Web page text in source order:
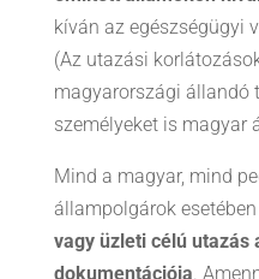
kíván az egészségügyi
(Az utazási
magyarországi állandó
személyeket is magyar
Mind a magyar, mind
állampolgárok
vagy üzleti célú utazás
dokumentációja.